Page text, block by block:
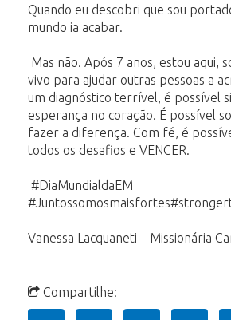
Quando eu descobri que sou
mundo ia acabar.
Mas não. Após 7 anos, estou aqui,
vivo para ajudar outras pessoas a
um diagnóstico terrível, é possível
esperança no coração. É possível
fazer a diferença. Com fé, é
todos os desafios e VENCER.
‪#‎DiaMundialdaEM‬
Vanessa Lacquaneti – Missionária
Compartilhe: